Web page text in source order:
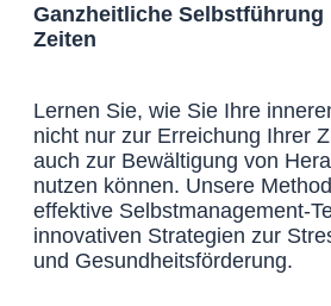
Ganzheitliche
Zeiten
Lernen Sie, wie Sie Ihre
nicht nur zur Erreichung Ihrer
auch zur Bewältigung von
nutzen können. Unsere
effektive Selbstmanagement-
innovativen Strategien zur
und Gesundheitsförderung.